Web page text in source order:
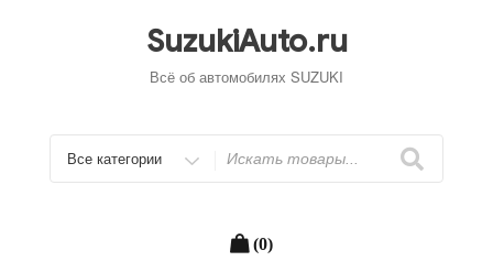
SuzukiAuto.ru
Всё об автомобилях SUZUKI
Искать
(0)